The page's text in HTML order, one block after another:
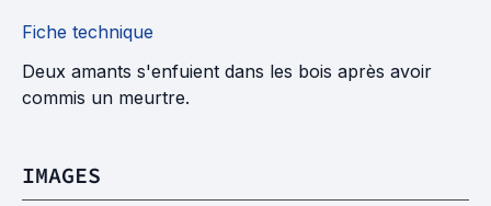
Fiche technique
Deux amants s'enfuient dans les bois après avoir
commis un meurtre.
IMAGES